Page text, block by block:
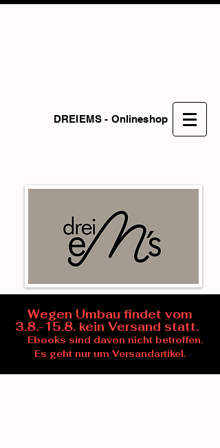
DREIEMS - Onlineshop
Wegen Umbau findet vom
3.8.-15.8. kein Versand statt.
Ebooks sind davon nicht betroffen.
Es geht nur um Versandartikel.